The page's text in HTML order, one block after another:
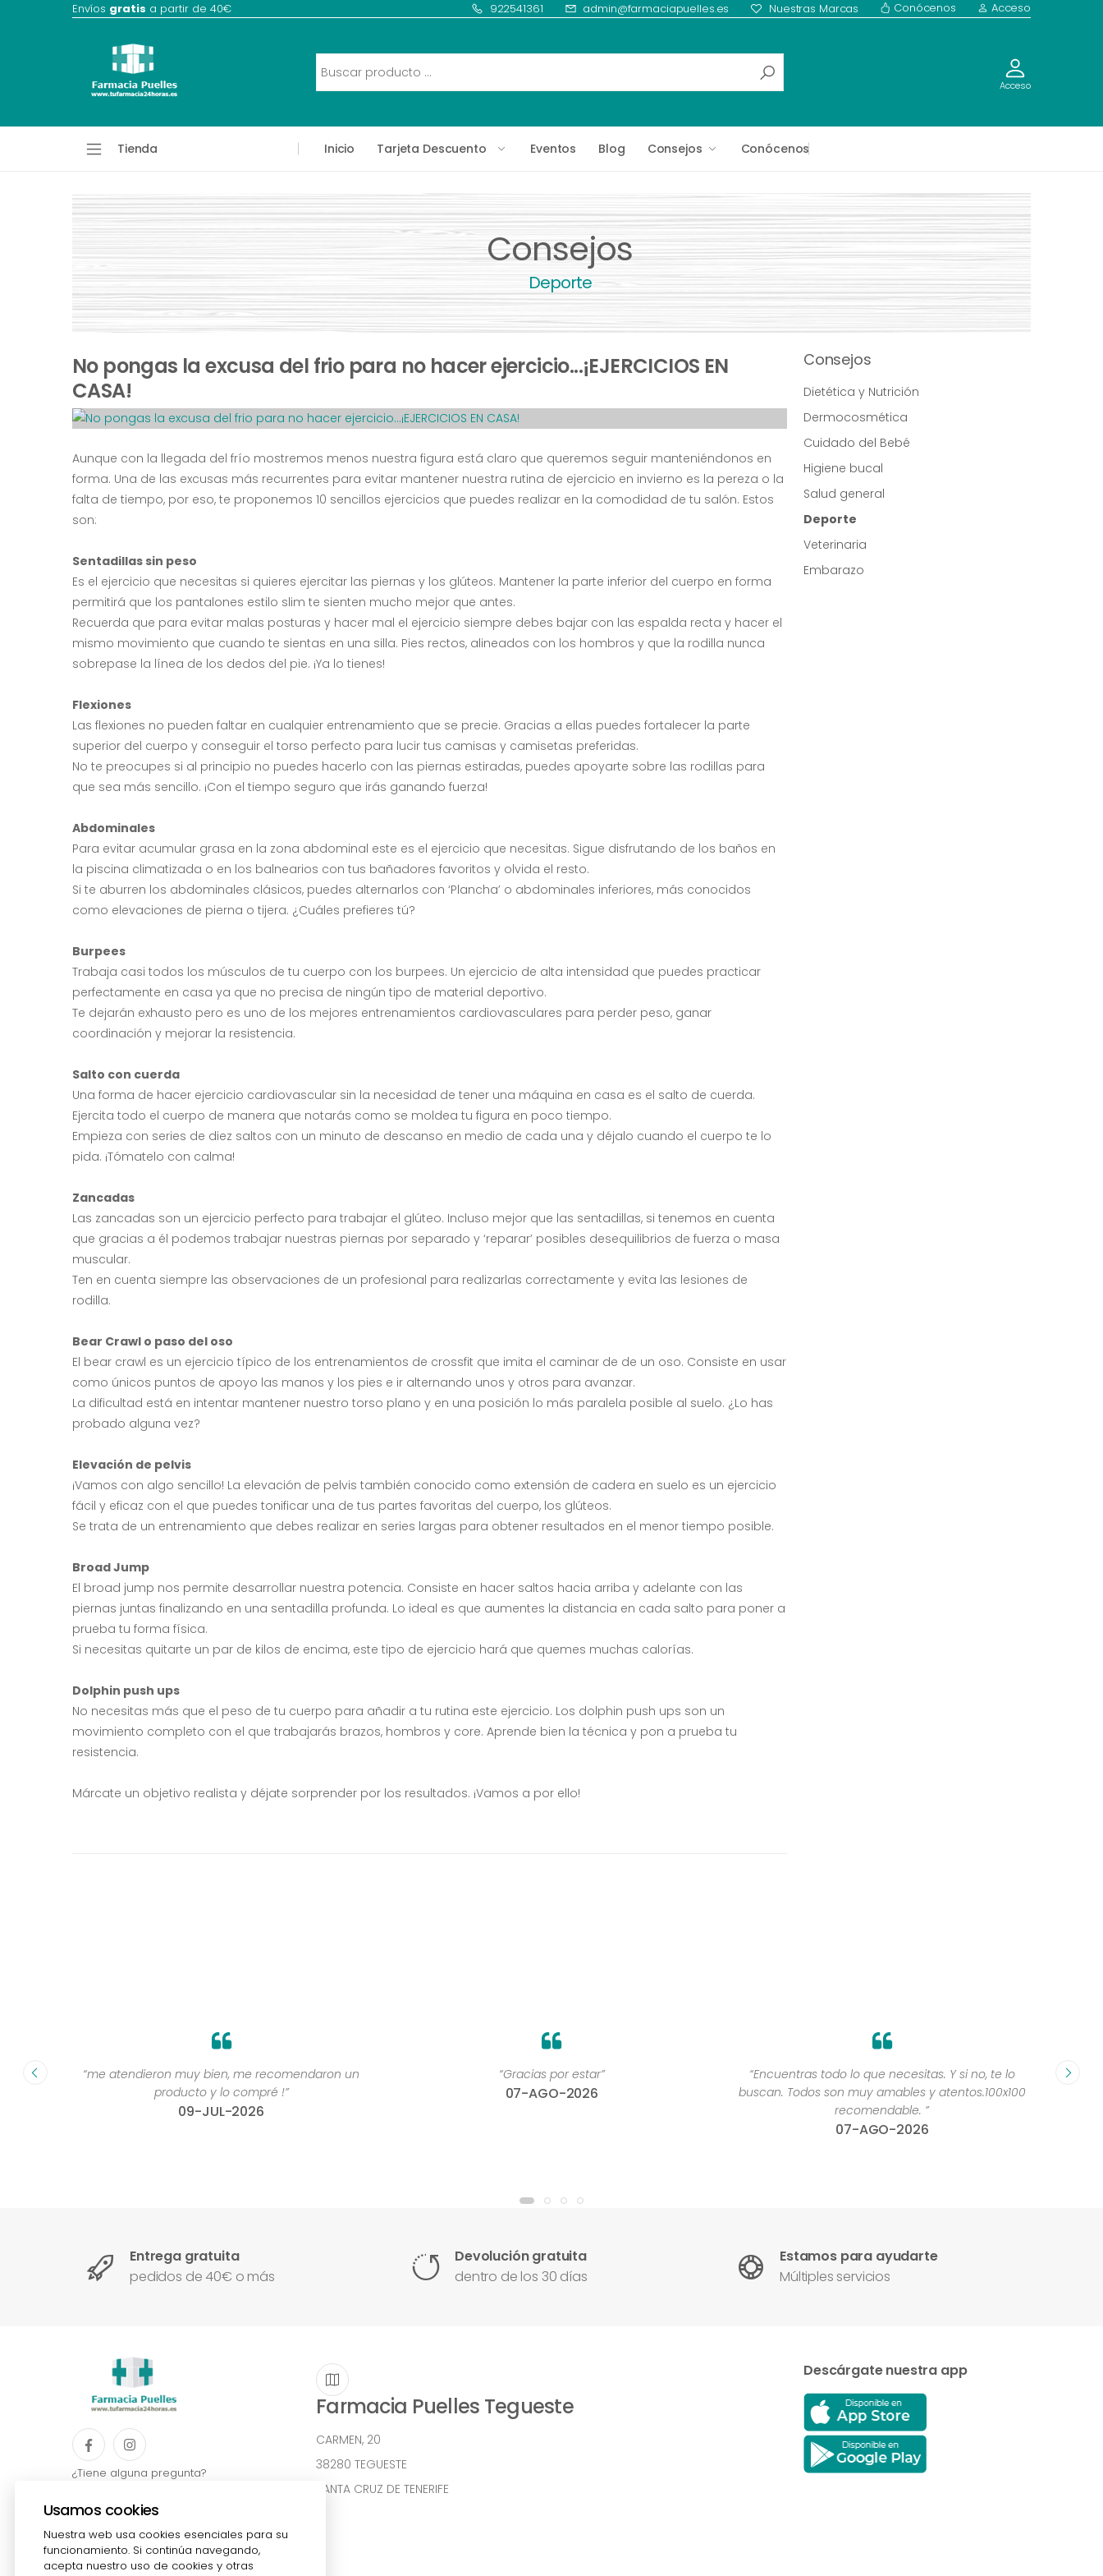
Envíos gratis a partir de 40€ 922541361 admin@farmaciapuelles.es Nuestras Marcas Conócenos Acceso
Acceso
Tienda Inicio Tarjeta Descuento Eventos Blog Consejos Conócenos
Consejos
Deporte
No pongas la excusa del frio para no hacer ejercicio...¡EJERCICIOS EN
CASA!
Aunque con la llegada del frío mostremos menos nuestra figura está claro que queremos seguir manteniéndonos en
forma. Una de las excusas más recurrentes para evitar mantener nuestra rutina de ejercicio en invierno es la pereza o la
falta de tiempo, por eso, te proponemos 10 sencillos ejercicios que puedes realizar en la comodidad de tu salón. Estos
son:
Sentadillas sin peso
Es el ejercicio que necesitas si quieres ejercitar las piernas y los glúteos. Mantener la parte inferior del cuerpo en forma
permitirá que los pantalones estilo slim te sienten mucho mejor que antes.
Recuerda que para evitar malas posturas y hacer mal el ejercicio siempre debes bajar con las espalda recta y hacer el
mismo movimiento que cuando te sientas en una silla. Pies rectos, alineados con los hombros y que la rodilla nunca
sobrepase la línea de los dedos del pie. ¡Ya lo tienes!
Flexiones
Las flexiones no pueden faltar en cualquier entrenamiento que se precie. Gracias a ellas puedes fortalecer la parte
superior del cuerpo y conseguir el torso perfecto para lucir tus camisas y camisetas preferidas.
No te preocupes si al principio no puedes hacerlo con las piernas estiradas, puedes apoyarte sobre las rodillas para
que sea más sencillo. ¡Con el tiempo seguro que irás ganando fuerza!
Abdominales
Para evitar acumular grasa en la zona abdominal este es el ejercicio que necesitas. Sigue disfrutando de los baños en
la piscina climatizada o en los balnearios con tus bañadores favoritos y olvida el resto.
Si te aburren los abdominales clásicos, puedes alternarlos con ‘Plancha’ o abdominales inferiores, más conocidos
como elevaciones de pierna o tijera. ¿Cuáles prefieres tú?
Burpees
Trabaja casi todos los músculos de tu cuerpo con los burpees. Un ejercicio de alta intensidad que puedes practicar
perfectamente en casa ya que no precisa de ningún tipo de material deportivo.
Te dejarán exhausto pero es uno de los mejores entrenamientos cardiovasculares para perder peso, ganar
coordinación y mejorar la resistencia.
Salto con cuerda
Una forma de hacer ejercicio cardiovascular sin la necesidad de tener una máquina en casa es el salto de cuerda.
Ejercita todo el cuerpo de manera que notarás como se moldea tu figura en poco tiempo.
Empieza con series de diez saltos con un minuto de descanso en medio de cada una y déjalo cuando el cuerpo te lo
pida. ¡Tómatelo con calma!
Zancadas
Las zancadas son un ejercicio perfecto para trabajar el glúteo. Incluso mejor que las sentadillas, si tenemos en cuenta
que gracias a él podemos trabajar nuestras piernas por separado y ‘reparar’ posibles desequilibrios de fuerza o masa
muscular.
Ten en cuenta siempre las observaciones de un profesional para realizarlas correctamente y evita las lesiones de
rodilla.
Bear Crawl o paso del oso
El bear crawl es un ejercicio típico de los entrenamientos de crossfit que imita el caminar de de un oso. Consiste en usar
como únicos puntos de apoyo las manos y los pies e ir alternando unos y otros para avanzar.
La dificultad está en intentar mantener nuestro torso plano y en una posición lo más paralela posible al suelo. ¿Lo has
probado alguna vez?
Elevación de pelvis
¡Vamos con algo sencillo! La elevación de pelvis también conocido como extensión de cadera en suelo es un ejercicio
fácil y eficaz con el que puedes tonificar una de tus partes favoritas del cuerpo, los glúteos.
Se trata de un entrenamiento que debes realizar en series largas para obtener resultados en el menor tiempo posible.
Broad Jump
El broad jump nos permite desarrollar nuestra potencia. Consiste en hacer saltos hacia arriba y adelante con las
piernas juntas finalizando en una sentadilla profunda. Lo ideal es que aumentes la distancia en cada salto para poner a
prueba tu forma física.
Si necesitas quitarte un par de kilos de encima, este tipo de ejercicio hará que quemes muchas calorías.
Dolphin push ups
No necesitas más que el peso de tu cuerpo para añadir a tu rutina este ejercicio. Los dolphin push ups son un
movimiento completo con el que trabajarás brazos, hombros y core. Aprende bien la técnica y pon a prueba tu
resistencia.
Márcate un objetivo realista y déjate sorprender por los resultados. ¡Vamos a por ello!
Consejos
Dietética y Nutrición
Dermocosmética
Cuidado del Bebé
Higiene bucal
Salud general
Deporte
Veterinaria
Embarazo
un “Gracias por estar”
07-AGO-2026
“Encuentras todo lo que necesitas. Y si no, te lo
buscan. Todos son muy amables y atentos.100x100
“Yoooo estoy muy contenta con todos la verdad muy
amables ”
06-AGO-2026
Entrega gratuita
pedidos de 40€ o más
Devolución gratuita
dentro de los 30 días
Estamos para ayudarte
Múltiples servicios
¿Tiene alguna pregunta?
922541361
admin@farmaciapuelles.es
Farmacia Puelles Tegueste
CARMEN, 20
38280 TEGUESTE
SANTA CRUZ DE TENERIFE
Descárgate nuestra app
Usamos cookies
Nuestra web usa cookies esenciales para su
funcionamiento. Si continúa navegando,
acepta nuestro uso de cookies y otras